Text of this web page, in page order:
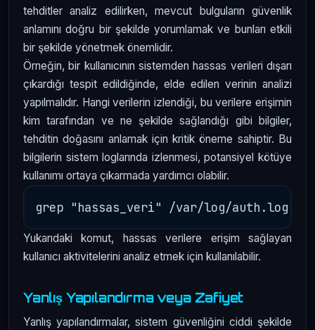
tehditler analiz edilirken, mevcut bulguların güvenlik
anlamını doğru bir şekilde yorumlamak ve bunları etkili
bir şekilde yönetmek önemlidir.
Örneğin, bir kullanıcının sistemden hassas verileri dışarı
çıkardığı tespit edildiğinde, elde edilen verinin analizi
yapılmalıdır. Hangi verilerin izlendiği, bu verilere erişimin
kim tarafından ve ne şekilde sağlandığı gibi bilgiler,
tehditin doğasını anlamak için kritik öneme sahiptir. Bu
bilgilerin sistem loglarında izlenmesi, potansiyel kötüye
kullanımı ortaya çıkarmada yardımcı olabilir.
Yukarıdaki komut, hassas verilere erişim sağlayan
kullanıcı aktivitelerini analiz etmek için kullanılabilir.
Yanlış Yapılandırma veya Zafiyet
Yanlış yapılandırmalar, sistem güvenliğini ciddi şekilde